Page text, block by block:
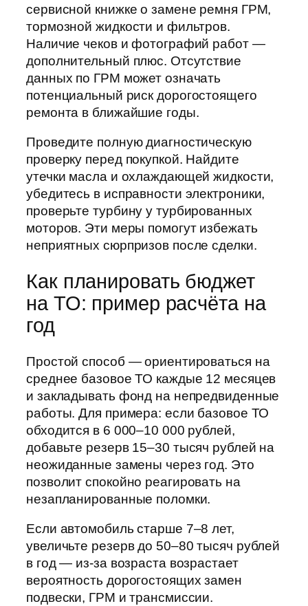
сервисной книжке о замене ремня ГРМ,
тормозной жидкости и фильтров.
Наличие чеков и фотографий работ —
дополнительный плюс. Отсутствие
данных по ГРМ может означать
потенциальный риск дорогостоящего
ремонта в ближайшие годы.
Проведите полную диагностическую
проверку перед покупкой. Найдите
утечки масла и охлаждающей жидкости,
убедитесь в исправности электроники,
проверьте турбину у турбированных
моторов. Эти меры помогут избежать
неприятных сюрпризов после сделки.
Как планировать бюджет
на ТО: пример расчёта на
год
Простой способ — ориентироваться на
среднее базовое ТО каждые 12 месяцев
и закладывать фонд на непредвиденные
работы. Для примера: если базовое ТО
обходится в 6 000–10 000 рублей,
добавьте резерв 15–30 тысяч рублей на
неожиданные замены через год. Это
позволит спокойно реагировать на
незапланированные поломки.
Если автомобиль старше 7–8 лет,
увеличьте резерв до 50–80 тысяч рублей
в год — из-за возраста возрастает
вероятность дорогостоящих замен
подвески, ГРМ и трансмиссии.